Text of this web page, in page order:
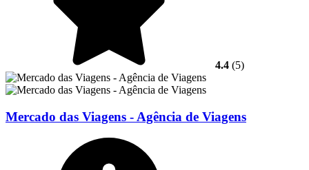
4.4 (5)
Mercado das Viagens - Agência de Viagens